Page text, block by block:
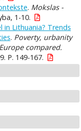
. Mokslas -
1-10.
Lithuania? Trends
. Poverty, urbanity
compared.
P. 149-167.